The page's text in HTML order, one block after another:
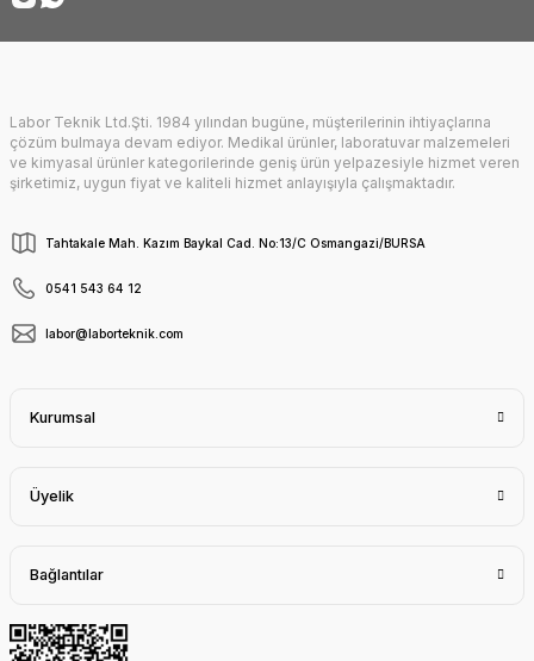
Gönder
Labor Teknik Ltd.Şti. 1984 yılından bugüne, müşterilerinin ihtiyaçlarına
çözüm bulmaya devam ediyor. Medikal ürünler, laboratuvar malzemeleri
ve kimyasal ürünler kategorilerinde geniş ürün yelpazesiyle hizmet veren
şirketimiz, uygun fiyat ve kaliteli hizmet anlayışıyla çalışmaktadır.
Tahtakale Mah. Kazım Baykal Cad. No:13/C Osmangazi/BURSA
0541 543 64 12
labor@laborteknik.com
Kurumsal
Üyelik
Bağlantılar